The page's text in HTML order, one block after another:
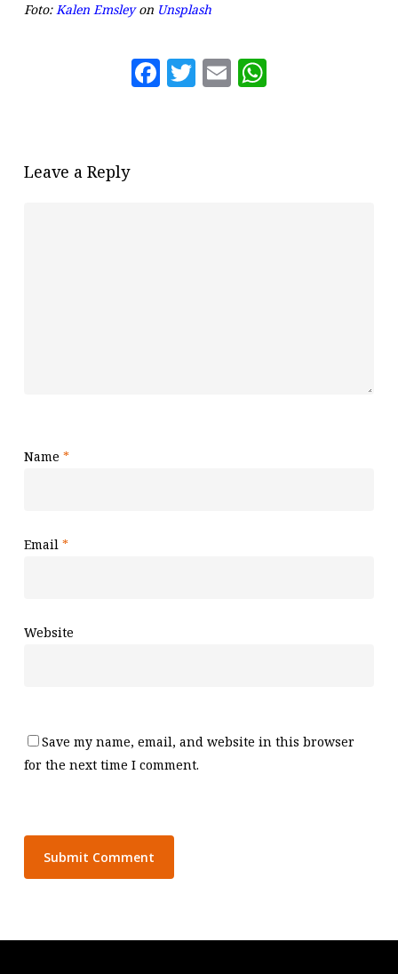
Foto:Kalen Emsleyon Unsplash
Facebook
Twitter
Email
Leave a Reply
Name *
Email *
Website
Save my name, email, and website in this browser
for the next time I comment.